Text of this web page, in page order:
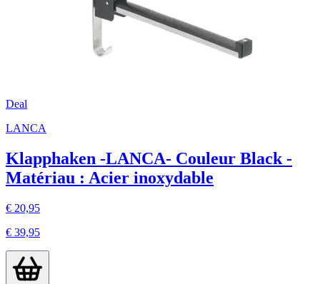
Deal
LANCA
Klapphaken -LANCA- Couleur Black -
Matériau : Acier inoxydable
€ 20,95
€ 39,95